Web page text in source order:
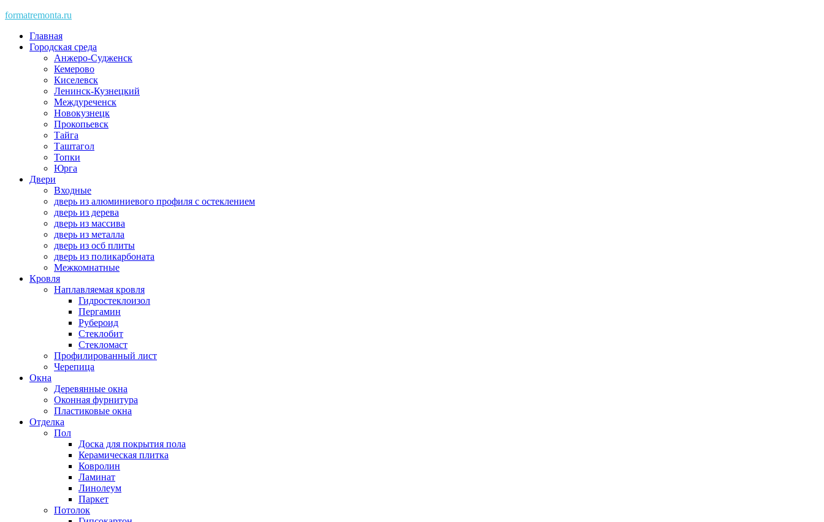
Skip
content
formatremonta.ru
Главная
Городская среда
Анжеро-Судженск
Кемерово
Киселевск
Ленинск-Кузнецкий
Междуреченск
Новокузнецк
Прокопьевск
Тайга
Таштагол
Топки
Юрга
Двери
Входные
дверь из алюминиевого профиля с остеклением
дверь из дерева
дверь из массива
дверь из металла
дверь из осб плиты
дверь из поликарбоната
Межкомнатные
Кровля
Наплавляемая кровля
Гидростеклоизол
Пергамин
Рубероид
Стеклобит
Стекломаст
Профилированный лист
Черепица
Окна
Деревянные окна
Оконная фурнитура
Пластиковые окна
Отделка
Пол
Доска для покрытия пола
Керамическая плитка
Ковролин
Ламинат
Линолеум
Паркет
Потолок